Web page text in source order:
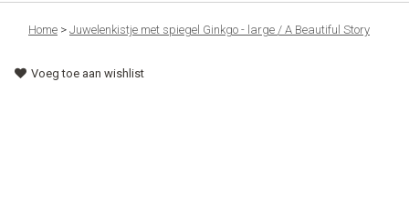
VADERDAG
SOLDEN
Home > Juwelenkistje met spiegel Ginkgo - large / A Beautiful Story
Voeg toe aan wishlist